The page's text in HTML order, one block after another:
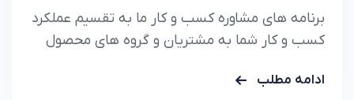
برنامه های مشاوره کسب و کار ما به تقسیم عملکرد
کسب و کار شما به مشتریان و گروه های محصول
ادامه مطلب